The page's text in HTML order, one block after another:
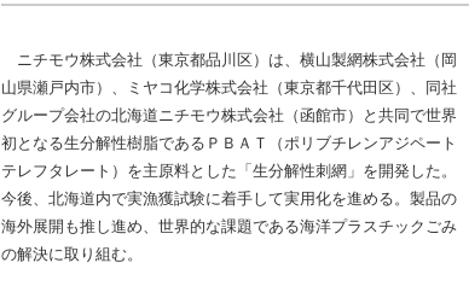
ニチモウ株式会社（東京都品川区）は、横山製網株式会社（岡
山県瀬戸内市）、ミヤコ化学株式会社（東京都千代田区）、同社
グループ会社の北海道ニチモウ株式会社（函館市）と共同で世界
初となる生分解性樹脂であるＰＢＡＴ（ポリブチレンアジペート
テレフタレート）を主原料とした「生分解性刺網」を開発した。
今後、北海道内で実漁獲試験に着手して実用化を進める。製品の
海外展開も推し進め、世界的な課題である海洋プラスチックごみ
の解決に取り組む。